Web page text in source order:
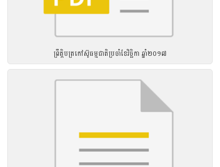
ព្រឹត្តិបត្រកៅស៊ូធម្មជាតិប្រចាំខែវិច្ឆិកា ឆ្នាំ២០១៧